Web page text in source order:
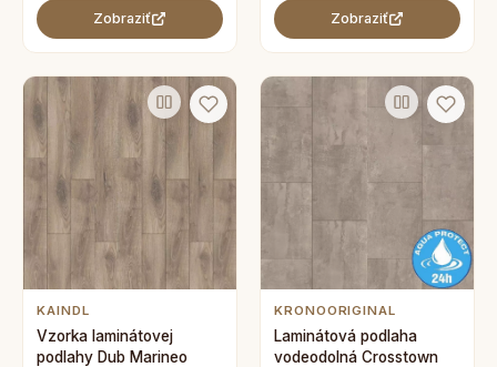
Zobraziť Zobraziť
KAINDL
Vzorka laminátovej
podlahy Dub Marineo
KRONOORIGINAL
Laminátová podlaha
vodeodolná Crosstown